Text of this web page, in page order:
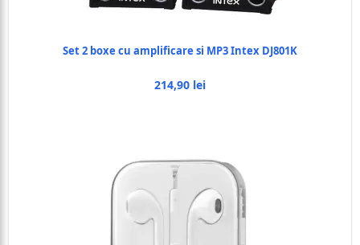
Set 2 boxe cu amplificare si MP3 Intex DJ801K
214,90 lei